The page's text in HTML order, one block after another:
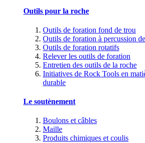
Outils pour la roche
Outils de foration fond de trou
Outils de foration à percussion
Outils de foration rotatifs
Relever les outils de foration
Entretien des outils de la roche
Initiatives de Rock Tools en
durable
Le soutènement
Boulons et câbles
Maille
Produits chimiques et coulis